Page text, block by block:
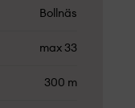
Bollnäs
max 33
300 m